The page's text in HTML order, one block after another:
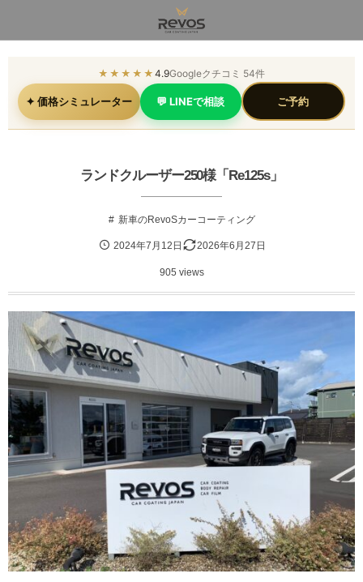
★★★★★ 4.9Googleクチコミ 54件
✦ 価格シミュレーター 💬 LINEで相談 ご予約
ランドクルーザー250様「Re125s」
新車のRevoSカーコーティング
2024年7月12日 2026年6月27日
905 views